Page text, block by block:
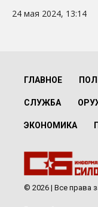
24 мая 2024, 13:14
ГЛАВНОЕ
СЛУЖБА
ЭКОНОМИКА
© 2026 | Все права